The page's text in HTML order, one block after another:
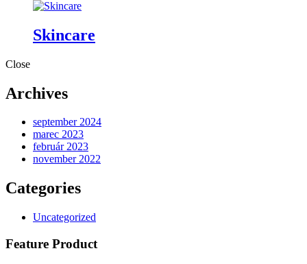
Skincare
Close
Archives
september 2024
marec 2023
február 2023
november 2022
Categories
Uncategorized
Feature Product